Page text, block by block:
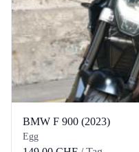
BMW F 900 (2023)
Egg